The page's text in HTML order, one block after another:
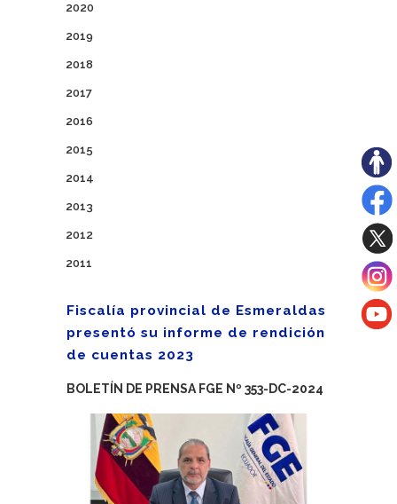
2020
2019
2018
2017
2016
2015
2014
2013
2012
2011
Fiscalía provincial de Esmeraldas
presentó su informe de rendición
de cuentas 2023
BOLETÍN DE PRENSA FGE Nº 353-DC-2024